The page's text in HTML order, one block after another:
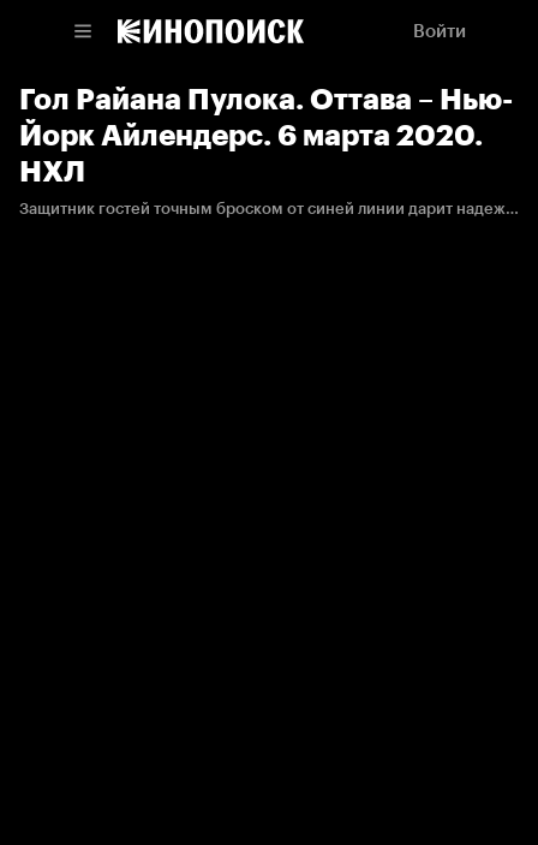
Войти
Гол Райана Пулока. Оттава – Нью-
Йорк Айлендерс. 6 марта 2020.
НХЛ
Защитник гостей точным броском от синей линии дарит надежду своей команде.